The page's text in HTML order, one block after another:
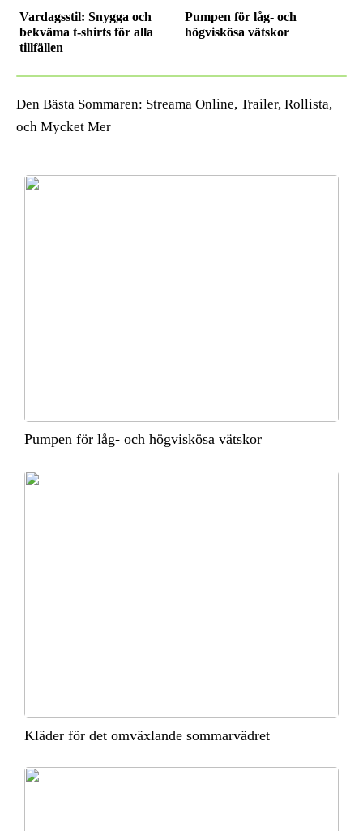
Vardagsstil: Snygga och
bekväma t-shirts för alla
tillfällen
Pumpen för låg- och
högviskösa vätskor
Den Bästa Sommaren: Streama Online, Trailer, Rollista,
och Mycket Mer
Pumpen för låg- och högviskösa vätskor
Kläder för det omväxlande sommarvädret